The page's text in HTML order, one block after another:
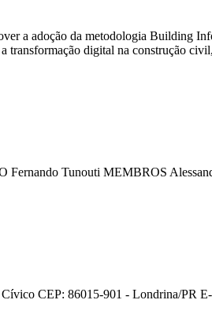
a adoção da metodologia Building
transformação digital na construção
Tunouti MEMBROS
CEP: 86015-901 - Londrina/PR E-